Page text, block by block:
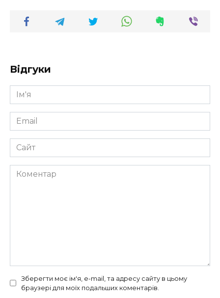
Відгуки
Ім'я
*
Email
*
Сайт
Коментар
Зберегти моє ім'я, e-mail, та адресу сайту в цьому
браузері для моїх подальших коментарів.